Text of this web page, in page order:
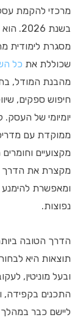
מרכזי להקמת
בשנת
מסגרת לימודית
שכוללת את כל
מהבנת המודל,
חיפוש ספקים,
יומיומי של העסק.
ממוקדת עם
מקצועיים
מקצרת את הדרך
ומאפשרת להימנע
נפוצות.
הדרך הטובה
תוצאות היא
ובעל מוניטין,
התכנים בקפידה,
ליישם כבר